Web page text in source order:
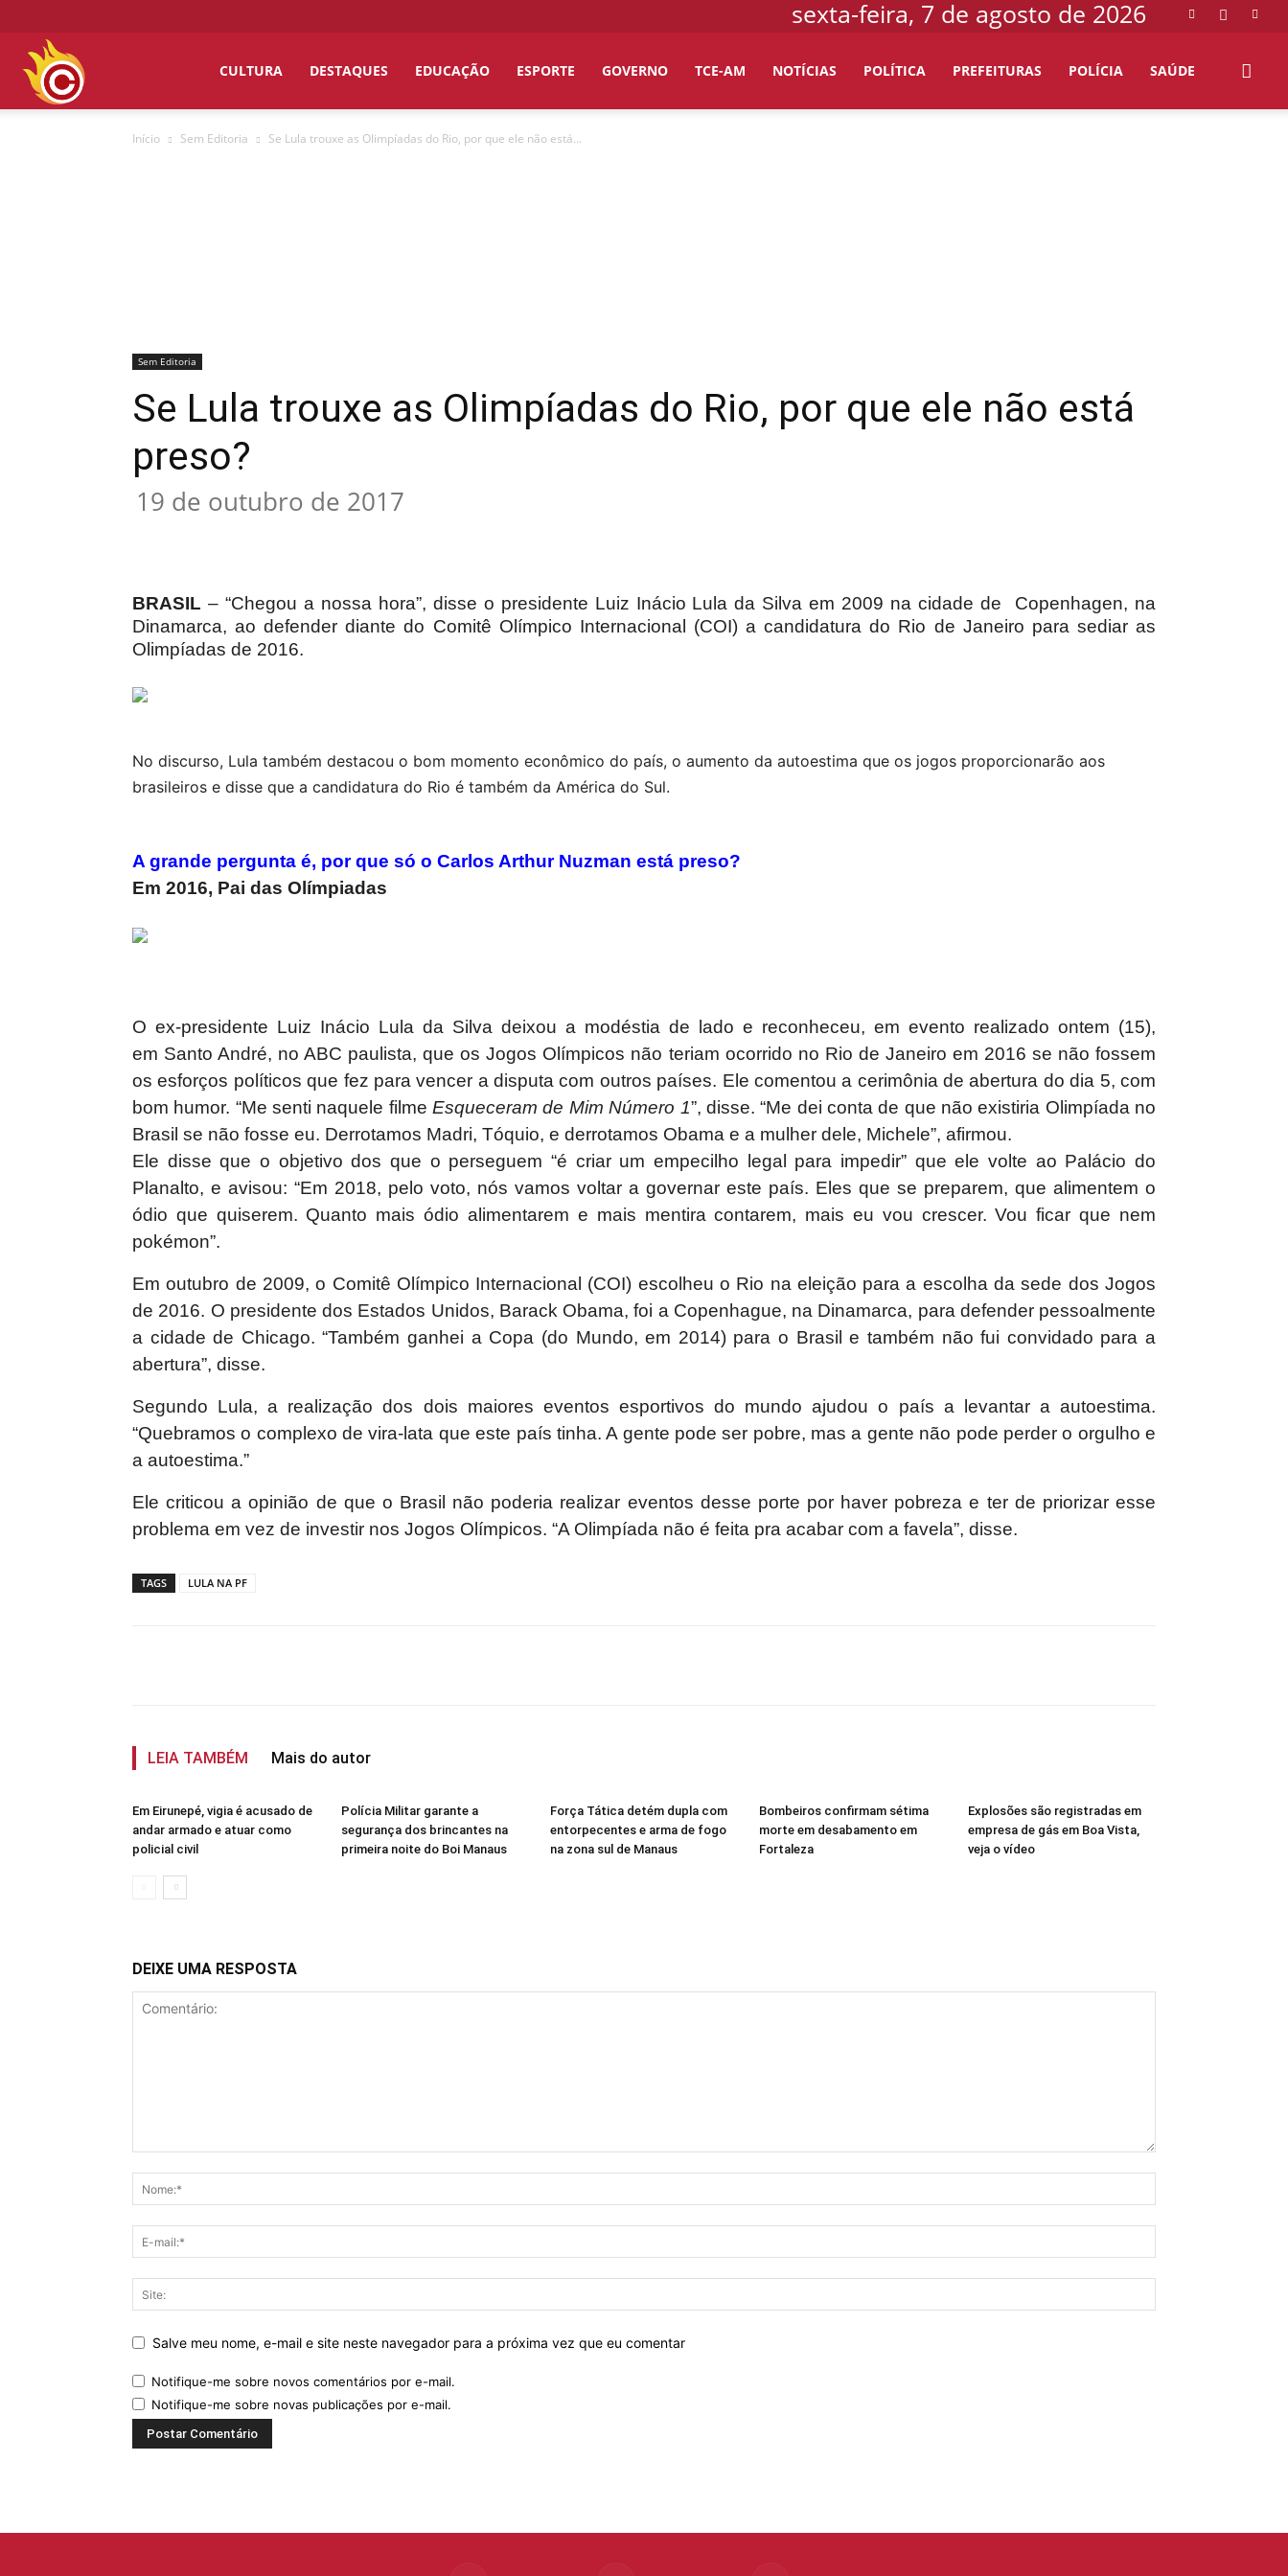
sexta-feira, 7 de agosto de 2026
CULTURA DESTAQUES EDUCAÇÃO ESPORTE GOVERNO TCE-AM NOTÍCIAS POLÍTICA PREFEITURAS POLÍCIA SAÚDE
Início Sem Editoria Se Lula trouxe as Olimpíadas do Rio, por que ele não está...
Sem Editoria
Se Lula trouxe as Olimpíadas do Rio, por que ele não está
preso?
19 de outubro de 2017
BRASIL – “Chegou a nossa hora”, disse o presidente Luiz Inácio Lula da Silva em 2009 na cidade de
Copenhagen, na
Dinamarca, ao defender diante do Comitê Olímpico Internacional (COI) a candidatura do Rio de Janeiro para sediar as
Olimpíadas de 2016.
No discurso, Lula também destacou o bom momento econômico do país, o aumento da autoestima que os jogos proporcionarão aos
brasileiros e disse que a candidatura do Rio é também da América do Sul.
A grande pergunta é, por que só o Carlos Arthur Nuzman está preso?
Em 2016, Pai das Olímpiadas
O ex-presidente Luiz Inácio Lula da Silva deixou a modéstia de lado e reconheceu, em evento realizado ontem (15),
em Santo André, no ABC paulista, que os Jogos Olímpicos não teriam ocorrido no Rio de Janeiro em 2016 se não fossem
os esforços políticos que fez para vencer a disputa com outros países. Ele comentou a cerimônia de abertura do dia 5, com
bom humor. “Me senti naquele filmeEsqueceram de Mim Número 1”, disse. “Me dei conta de que não existiria Olimpíada no
Brasil se não fosse eu. Derrotamos Madri, Tóquio, e derrotamos Obama e a mulher dele, Michele”, afirmou.
Ele disse que o objetivo dos que o perseguem “é criar um empecilho legal para impedir” que ele volte ao Palácio do
Planalto, e avisou: “Em 2018, pelo voto, nós vamos voltar a governar este país. Eles que se preparem, que alimentem o
ódio que quiserem. Quanto mais ódio alimentarem e mais mentira contarem, mais eu vou crescer. Vou ficar que nem
pokémon”.
Em outubro de 2009, o Comitê Olímpico Internacional (COI) escolheu o Rio na eleição para a escolha da sede dos Jogos
de 2016. O presidente dos Estados Unidos, Barack Obama, foi a Copenhague, na Dinamarca, para defender pessoalmente
a cidade de Chicago. “Também ganhei a Copa (do Mundo, em 2014) para o Brasil e também não fui convidado para a
abertura”, disse.
Segundo Lula, a realização dos dois maiores eventos esportivos do mundo ajudou o país a levantar a autoestima.
“Quebramos o complexo de vira-lata que este país tinha. A gente pode ser pobre, mas a gente não pode perder o orgulho e
a autoestima.”
Ele criticou a opinião de que o Brasil não poderia realizar eventos desse porte por haver pobreza e ter de priorizar esse
problema em vez de investir nos Jogos Olímpicos. “A Olimpíada não é feita pra acabar com a favela”, disse.
TAGS LULA NA PF
LEIA TAMBÉM Mais do autor
Em Eirunepé, vigia é acusado de
andar armado e atuar como
policial civil
Polícia Militar garante a
segurança dos brincantes na
primeira noite do Boi Manaus
Força Tática detém dupla com
entorpecentes e arma de fogo
na zona sul de Manaus
Bombeiros confirmam sétima
morte em desabamento em
Fortaleza
Explosões são registradas em
empresa de gás em Boa Vista,
veja o vídeo
DEIXE UMA RESPOSTA
Salve meu nome, e-mail e site neste navegador para a próxima vez que eu comentar
Notifique-me sobre novos comentários por e-mail.
Notifique-me sobre novas publicações por e-mail.